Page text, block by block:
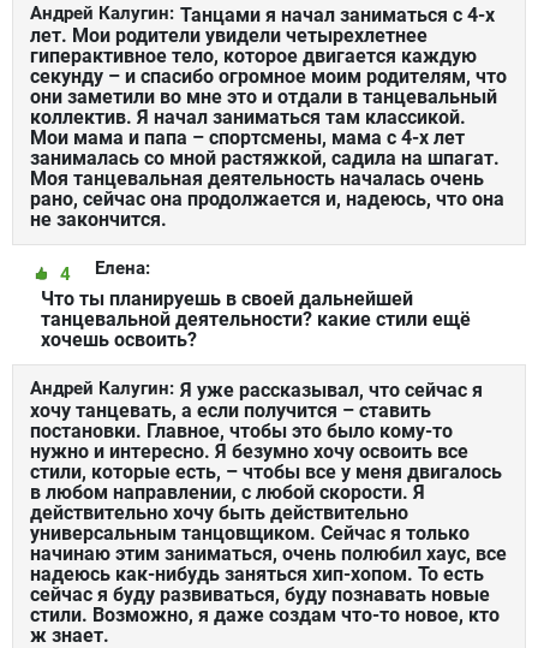
Андрей Калугин: Танцами я начал заниматься с 4-х
лет. Мои родители увидели четырехлетнее
гиперактивное тело, которое двигается каждую
секунду – и спасибо огромное моим родителям, что
они заметили во мне это и отдали в танцевальный
коллектив. Я начал заниматься там классикой.
Мои мама и папа – спортсмены, мама с 4-х лет
занималась со мной растяжкой, садила на шпагат.
Моя танцевальная деятельность началась очень
рано, сейчас она продолжается и, надеюсь, что она
не закончится.
Елена:
4
Что ты планируешь в своей дальнейшей
танцевальной деятельности? какие стили ещё
хочешь освоить?
Андрей Калугин: Я уже рассказывал, что сейчас я
хочу танцевать, а если получится – ставить
постановки. Главное, чтобы это было кому-то
нужно и интересно. Я безумно хочу освоить все
стили, которые есть, – чтобы все у меня двигалось
в любом направлении, с любой скорости. Я
действительно хочу быть действительно
универсальным танцовщиком. Сейчас я только
начинаю этим заниматься, очень полюбил хаус, все
надеюсь как-нибудь заняться хип-хопом. То есть
сейчас я буду развиваться, буду познавать новые
стили. Возможно, я даже создам что-то новое, кто
ж знает.